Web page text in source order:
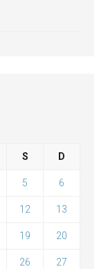
S D
5 6
12 13
19 20
26 27